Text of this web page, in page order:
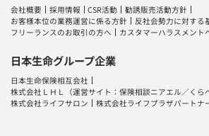
会社概要 採用情報 CSR活動
勧誘販売活動方針
お客様本位の業務運営に係る方針
反社会勢力に対する
フリーランスのお取引の方へ
カスタマーハラスメント
日本生命グループ企業
日本生命保険相互会社
株式会社ＬＨＬ
（運営サイト：保険相談ニアエル ／ くら
株式会社ライフサロン
株式会社ライフプラザパートナ